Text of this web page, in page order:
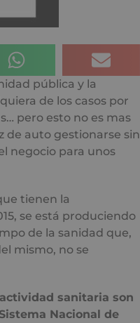
pública y la
de los casos por
pero esto no es mas
de auto gestionarse sin
negocio para unos
tienen la
se está produciendo
de la sanidad que,
mismo, no se
sanitaria son
Nacional de